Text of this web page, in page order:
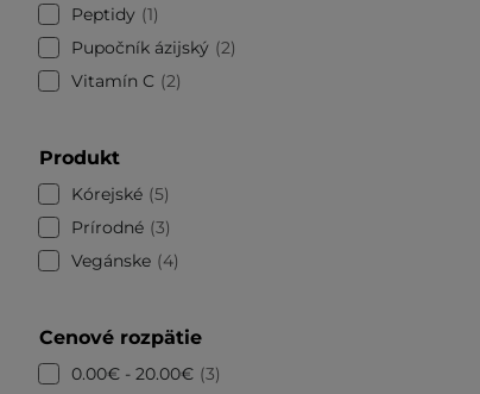
Peptidy
1
Pupočník ázijský
2
Vitamín C
2
Produkt
Kórejské 5
Prírodné 3
Vegánske
4
Cenové rozpätie
0.00€ - 20.00€ 3